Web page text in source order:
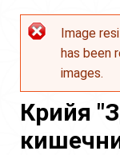
ы
е
с
ь
Сообщение
ошибке
Image
has been
images.
Крийя